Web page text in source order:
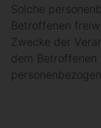
Solche
Betroffenen
Zwecke der
dem